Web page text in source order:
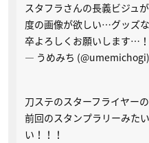
スタフラさんの長義ビジュ
度の画像が欲しい…グッズ
卒よろしくお願いします…！
— うめみち (@umemichogi)
刀ステのスターフライヤー
前回のスタンプラリーみた
い！！！